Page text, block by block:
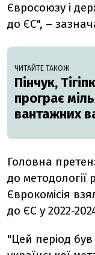
Євросоюзу і
до ЄС", –
ЧИТАЙТЕ ТАКОЖ
Пінчук,
програє
вантажних
Головна
до методології
Єврокомісія
до ЄС у 2022-
"Цей період